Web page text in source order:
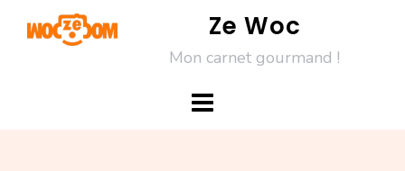
Ze Woc
Mon carnet gourmand !